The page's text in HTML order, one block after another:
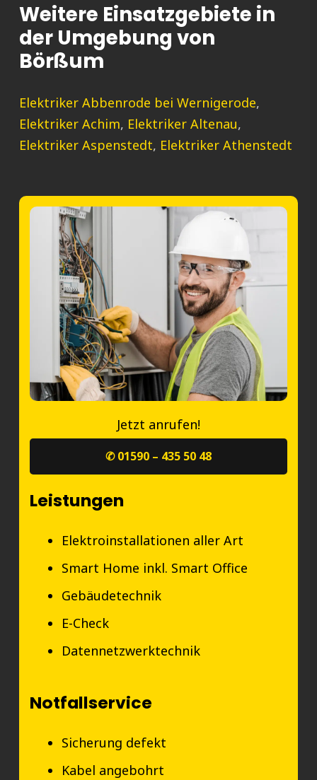
Weitere Einsatzgebiete in
der Umgebung von
Börßum
Elektriker Abbenrode bei Wernigerode,
Elektriker Achim, Elektriker Altenau,
Elektriker Aspenstedt, Elektriker Athenstedt
Jetzt anrufen!
✆ 01590 – 435 50 48
Leistungen
Elektroinstallationen aller Art
Smart Home inkl. Smart Office
Gebäudetechnik
E-Check
Datennetzwerktechnik
Notfallservice
Sicherung defekt
Kabel angebohrt